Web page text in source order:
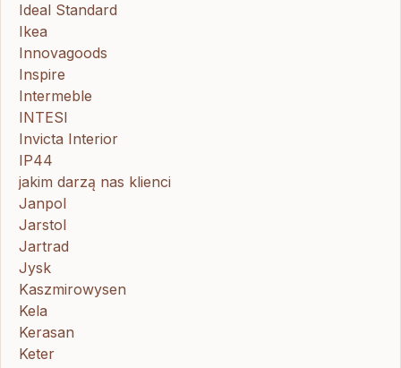
Ideal Standard
Ikea
Innovagoods
Inspire
Intermeble
INTESI
Invicta Interior
IP44
jakim darzą nas klienci
Janpol
Jarstol
Jartrad
Jysk
Kaszmirowysen
Kela
Kerasan
Keter